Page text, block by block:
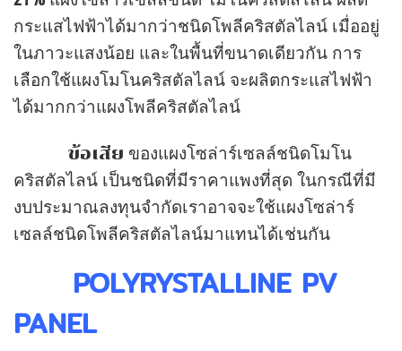
กระแสไฟฟ้าได้มากว่าชนิดโพลีคริสตัลไลน์ เมื่ออยู่
ในภาวะแสงน้อย และในพื้นที่ขนาดเดียวกัน การ
เลือกใช้แผงโมโนคริสตัลไลน์ จะผลิตกระแสไฟฟ้า
ได้มากกว่าแผงโพลีคริสตัลไลน์
ข้อเสีย ของแผงโซล่าร์เซลล์ชนิดโมโน
คริสตัลไลน์ เป็นชนิดที่มีราคาแพงที่สุด ในกรณีที่มี
งบประมาณลงทุนจำกัดเราอาจจะใช้แผงโซล่าร์
เซลล์ชนิดโพลีคริสตัลไลน์มาแทนได้เช่นกัน
POLYRYSTALLINE PV
PANEL